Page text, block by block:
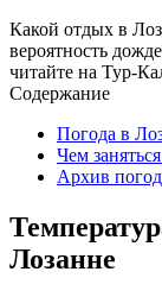
Какой отдых в
вероятность
читайте на Тур-
Содержание
Погода в
Чем
Архив
Лозанне